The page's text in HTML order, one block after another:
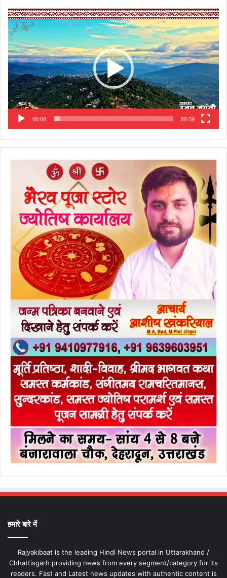
Video
Player
00:00 00:59
हमारे बारे में
Rajyakibaat is the leading Hindi News portal in Uttarakhand /
Chhattisgarh providing news from every segment/category for its
readers. Fast and Latest news updates with authentic content is